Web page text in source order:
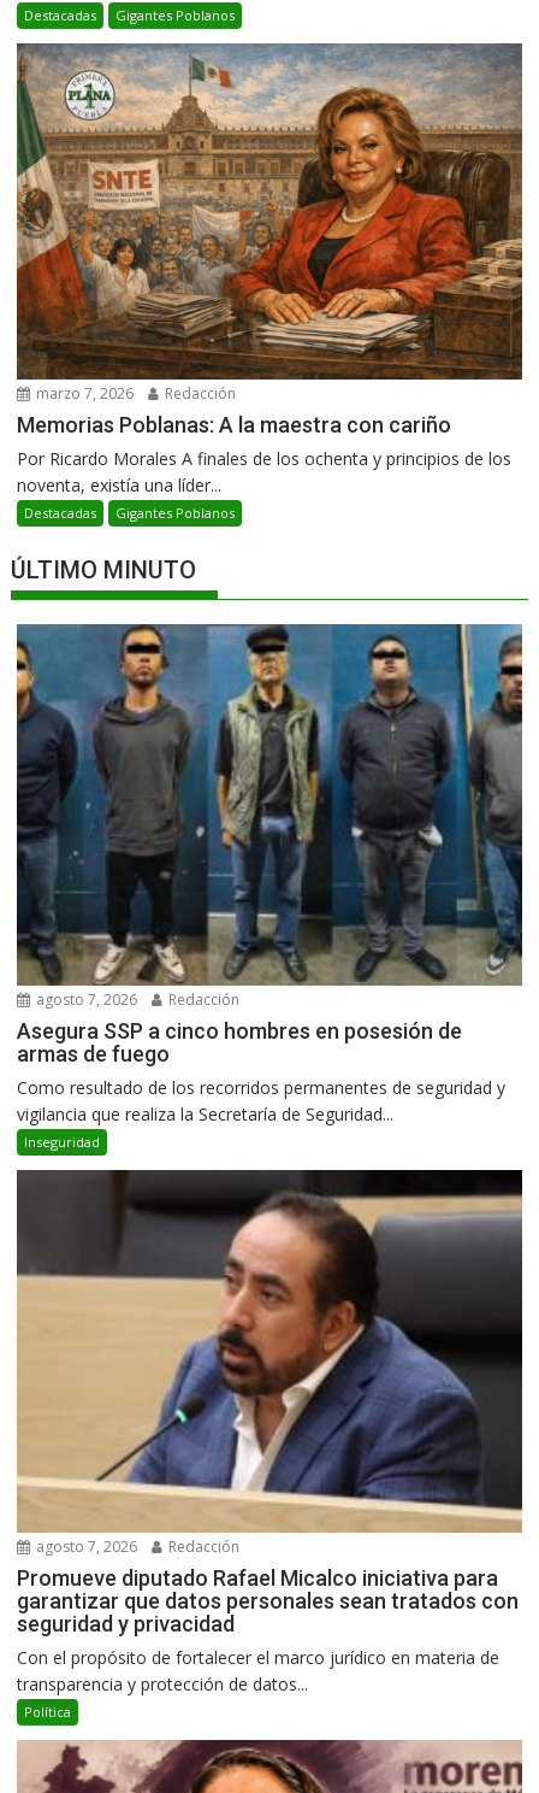
Destacadas Gigantes Poblanos
marzo 7, 2026 Redacción
Memorias Poblanas: A la maestra con cariño
Por Ricardo Morales A finales de los ochenta y principios de los
noventa, existía una líder...
Destacadas Gigantes Poblanos
ÚLTIMO MINUTO
agosto 7, 2026 Redacción
Asegura SSP a cinco hombres en posesión de
armas de fuego
Como resultado de los recorridos permanentes de seguridad y
vigilancia que realiza la Secretaría de Seguridad...
Inseguridad
agosto 7, 2026 Redacción
Promueve diputado Rafael Micalco iniciativa para
garantizar que datos personales sean tratados con
seguridad y privacidad
Con el propósito de fortalecer el marco jurídico en materia de
transparencia y protección de datos...
Política